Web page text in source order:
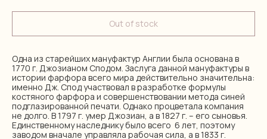
Out of stock
Одна из старейших мануфактур Англии была основана в
1770 г. Джозианом Сподом. Заслуга данной мануфактуры в
истории фарфора всего мира действительно значительна:
именно Дж. Спод участвовал в разработке формулы
костяного фарфора и совершенствовании метода синей
подглазированной печати. Однако процветала компания
не долго. В 1797 г. умер Джозиан, а в 1827 г. – его сыновья.
Единственному наследнику было всего 6 лет, поэтому
заводом вначале управляла рабочая сила, а в 1833 г.